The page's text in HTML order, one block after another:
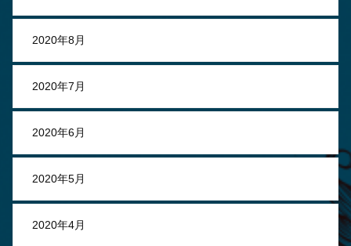
2020年8月
2020年7月
2020年6月
2020年5月
2020年4月